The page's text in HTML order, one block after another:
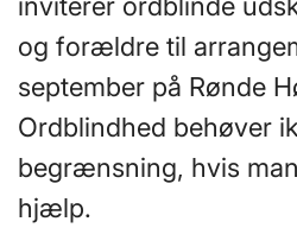
inviterer ordblinde
og forældre til
september på Rønde
Ordblindhed behøver
begrænsning, hvis
hjælp.